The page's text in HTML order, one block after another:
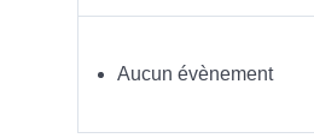
Aucun évènement